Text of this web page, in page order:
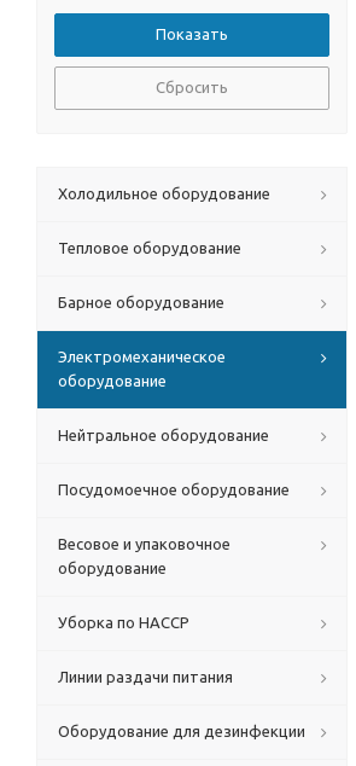
Сбросить
Холодильное оборудование
Тепловое оборудование
Барное оборудование
Электромеханическое
оборудование
Нейтральное оборудование
Посудомоечное оборудование
Весовое и упаковочное
оборудование
Уборка по HACCP
Линии раздачи питания
Оборудование для дезинфекции